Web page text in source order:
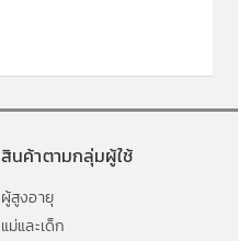
สินค้าตามกลุ่มผู้ใช้
ผู้สูงอายุ
แม่และเด็ก